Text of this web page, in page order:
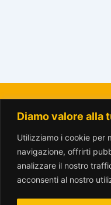
Diamo valore alla
Utilizziamo i cookie per
navigazione, offrirti
analizzare il nostro
acconsenti al nostro
La Città del Sole -